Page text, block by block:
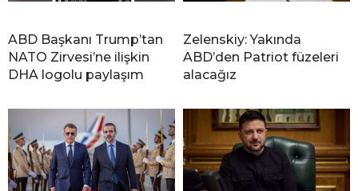
ABD Başkanı Trump’tan
NATO Zirvesi’ne ilişkin
DHA logolu paylaşım
Zelenskiy: Yakında
ABD’den Patriot füzeleri
alacağız